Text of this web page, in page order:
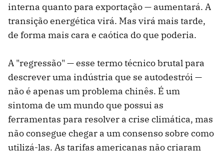
interna quanto para exportação — aumentará. A
transição energética virá. Mas virá mais tarde,
de forma mais cara e caótica do que poderia.
A "regressão" — esse termo técnico brutal para
descrever uma indústria que se autodestrói —
não é apenas um problema chinês. É um
sintoma de um mundo que possui as
ferramentas para resolver a crise climática, mas
não consegue chegar a um consenso sobre como
utilizá-las. As tarifas americanas não criaram